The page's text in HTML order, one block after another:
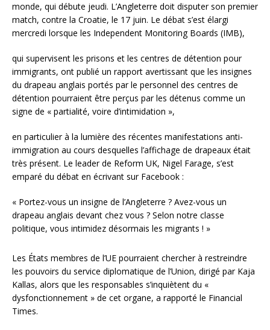
monde, qui débute jeudi. L’Angleterre doit disputer son premier
match, contre la Croatie, le 17 juin. Le débat s’est élargi
mercredi lorsque les Independent Monitoring Boards (IMB),
qui supervisent les prisons et les centres de détention pour
immigrants, ont publié un rapport avertissant que les insignes
du drapeau anglais portés par le personnel des centres de
détention pourraient être perçus par les détenus comme un
signe de « partialité, voire d’intimidation »,
en particulier à la lumière des récentes manifestations anti-
immigration au cours desquelles l’affichage de drapeaux était
très présent. Le leader de Reform UK, Nigel Farage, s’est
emparé du débat en écrivant sur Facebook :
« Portez-vous un insigne de l’Angleterre ? Avez-vous un
drapeau anglais devant chez vous ? Selon notre classe
politique, vous intimidez désormais les migrants ! »
Les États membres de l’UE pourraient chercher à restreindre
les pouvoirs du service diplomatique de l’Union, dirigé par Kaja
Kallas, alors que les responsables s’inquiètent du «
dysfonctionnement » de cet organe, a rapporté le Financial
Times.